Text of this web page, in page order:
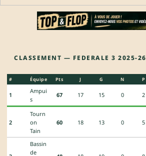
CLASSEMENT — FEDERALE 3 2025-26
# Équipe Pts J G N P
1
Ampui
s
67 17 15 0 2
2
Tourn
on
Tain
60 18 13 0 5
Bassin
de